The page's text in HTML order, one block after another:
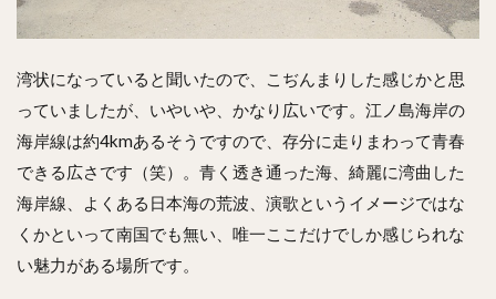
湾状になっていると聞いたので、こぢんまりした感じかと思
っていましたが、いやいや、かなり広いです。江ノ島海岸の
海岸線は約4kmあるそうですので、存分に走りまわって青春
できる広さです（笑）。青く透き通った海、綺麗に湾曲した
海岸線、よくある日本海の荒波、演歌というイメージではな
くかといって南国でも無い、唯一ここだけでしか感じられな
い魅力がある場所です。